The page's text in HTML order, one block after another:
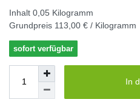
Inhalt 0,05 Kilogramm
Grundpreis 113,00 € / Kilogramm
sofort verfügbar
In